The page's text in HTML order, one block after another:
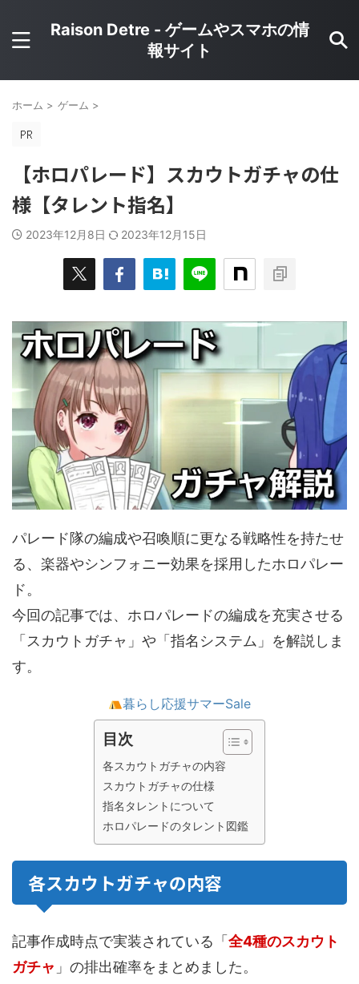
Raison Detre - ゲームやスマホの情
報サイト
ホーム > ゲーム >
【ホロパレード】スカウトガチャの仕
様【タレント指名】
2023年12月8日 2023年12月15日
パレード隊の編成や召喚順に更なる戦略性を持たせ
る、楽器やシンフォニー効果を採用したホロパレー
ド。
今回の記事では、ホロパレードの編成を充実させる
「スカウトガチャ」や「指名システム」を解説しま
す。
暮らし応援サマーSale
目次
各スカウトガチャの内容
スカウトガチャの仕様
指名タレントについて
ホロパレードのタレント図鑑
各スカウトガチャの内容
記事作成時点で実装されている「 全4種のスカウト
ガチャ 」の排出確率をまとめました。